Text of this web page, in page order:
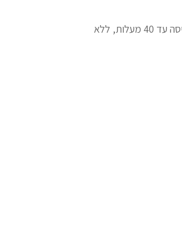
הוראות כביסה ושימוש: לאחר שימוש שטפי במים קרים, כביסה עד 40 מעלות, ללא